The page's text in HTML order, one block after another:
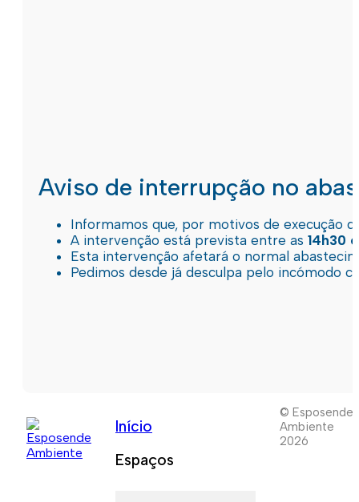
Aviso de interrupção no
Informamos que, por motivos de execução
A intervenção está prevista entre as 14h30
Esta intervenção afetará o normal
Pedimos desde já desculpa pelo incómodo
Início
Espaços
© Esposende
Ambiente
2026